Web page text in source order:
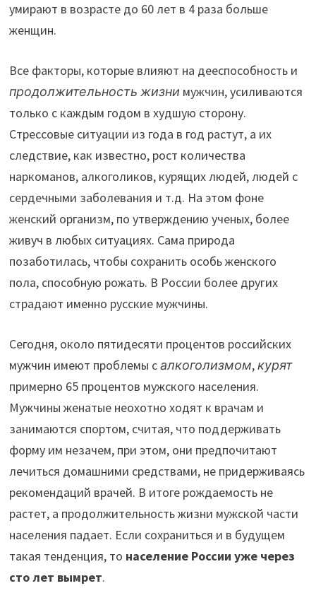
умирают в возрасте до 60 лет в 4 раза больше
женщин.
Все факторы, которые влияют на дееспособность и
продолжительность жизни мужчин, усиливаются
только с каждым годом в худшую сторону.
Стрессовые ситуации из года в год растут, а их
следствие, как известно, рост количества
наркоманов, алкоголиков, курящих людей, людей с
сердечными заболевания и т.д. На этом фоне
женский организм, по утверждению ученых, более
живуч в любых ситуациях. Сама природа
позаботилась, чтобы сохранить особь женского
пола, способную рожать. В России более других
страдают именно русские мужчины.
Сегодня, около пятидесяти процентов российских
мужчин имеют проблемы салкоголизмом,курят
примерно 65 процентов мужского населения.
Мужчины женатые неохотно ходят к врачам и
занимаются спортом, считая, что поддерживать
форму им незачем, при этом, они предпочитают
лечиться домашними средствами, не придерживаясь
рекомендаций врачей. В итоге рождаемость не
растет, а продолжительность жизни мужской части
населения падает. Если сохраниться и в будущем
такая тенденция, то население России уже через
сто лет вымрет.